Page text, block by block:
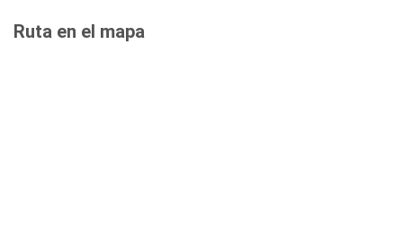
Ruta en el mapa